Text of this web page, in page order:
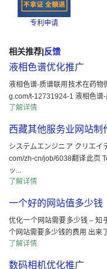
专利申请
相关推荐|反馈
液相色谱优化推广
液相色谱-质谱联用技术在药
g.com/t-12731924-1 液相色谱
了解详情
西藏其他服务业网站制
システムエンジニア クリエイ
com/zh-cn/job/6038翻译此页
ッ...
了解详情
一个好的网站值多少钱
优化一个网站需要多少钱 – 知
个网站需要多少钱的费用 出来
了解详情
数码相机优化推广